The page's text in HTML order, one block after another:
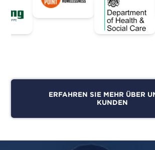
ERFAHREN SIE MEHR ÜBER
KUNDEN